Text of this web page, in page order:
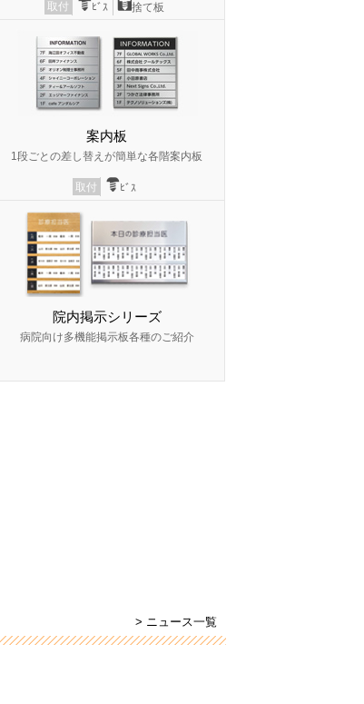
取付 ﾋﾞｽ 捨て板
案内板
1段ごとの差し替えが簡単な各階案内板
取付 ﾋﾞｽ
院内掲示シリーズ
病院向け多機能掲示板各種のご紹介
> ニュース一覧